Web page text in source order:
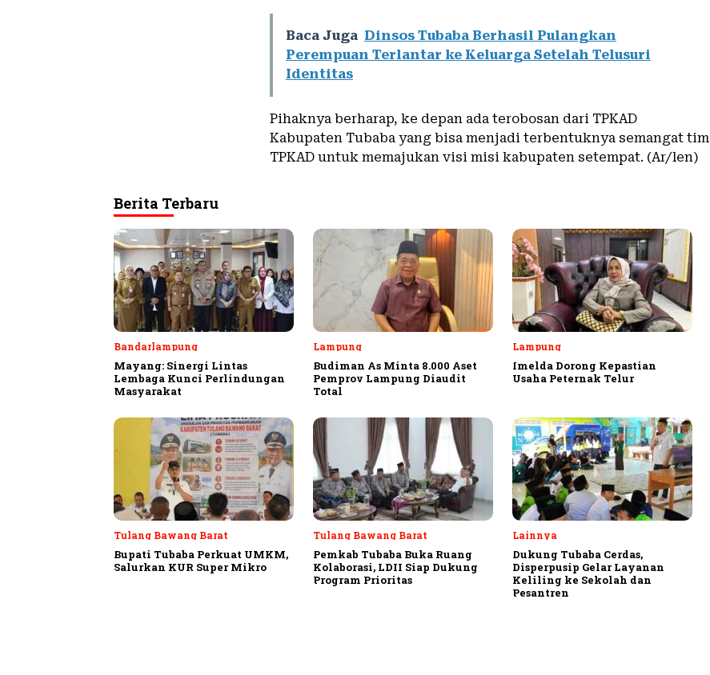
Baca Juga Dinsos Tubaba Berhasil Pulangkan
Perempuan Terlantar ke Keluarga Setelah Telusuri
Identitas
Pihaknya berharap, ke depan ada terobosan dari TPKAD
Kabupaten Tubaba yang bisa menjadi terbentuknya semangat tim
TPKAD untuk memajukan visi misi kabupaten setempat. (Ar/len)
Berita Terbaru
Bandarlampung
Mayang: Sinergi Lintas
Lembaga Kunci Perlindungan
Masyarakat
Lampung
Budiman As Minta 8.000 Aset
Pemprov Lampung Diaudit
Total
Lampung
Imelda Dorong Kepastian
Usaha Peternak Telur
Tulang Bawang Barat
Bupati Tubaba Perkuat UMKM,
Salurkan KUR Super Mikro
Tulang Bawang Barat
Pemkab Tubaba Buka Ruang
Kolaborasi, LDII Siap Dukung
Program Prioritas
Lainnya
Dukung Tubaba Cerdas,
Disperpusip Gelar Layanan
Keliling ke Sekolah dan
Pesantren